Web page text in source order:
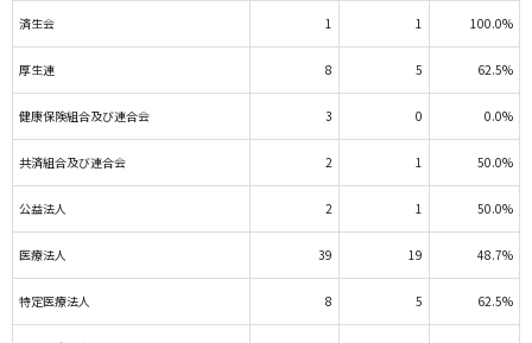
済生会 1 1 100.0%
厚生連 8 5 62.5%
健康保険組合及び連合会 3 0 0.0%
共済組合及び連合会 2 1 50.0%
公益法人 2 1 50.0%
医療法人 39 19 48.7%
特定医療法人 8 5 62.5%